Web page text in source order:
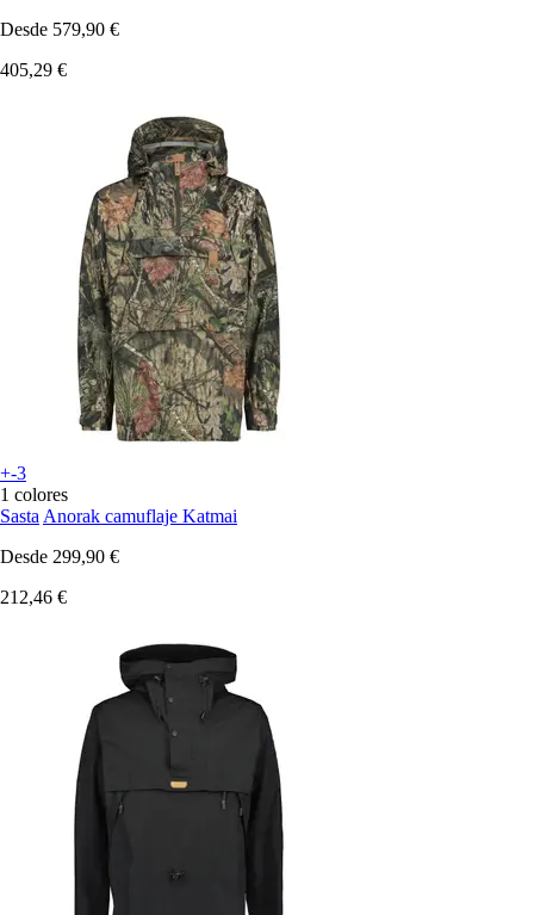
Desde 579,90 €
405,29 €
+-3
1 colores
Sasta Anorak camuflaje Katmai
Desde 299,90 €
212,46 €